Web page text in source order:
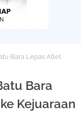
Bara Lepas Atlet
Bara
Kejuaraan